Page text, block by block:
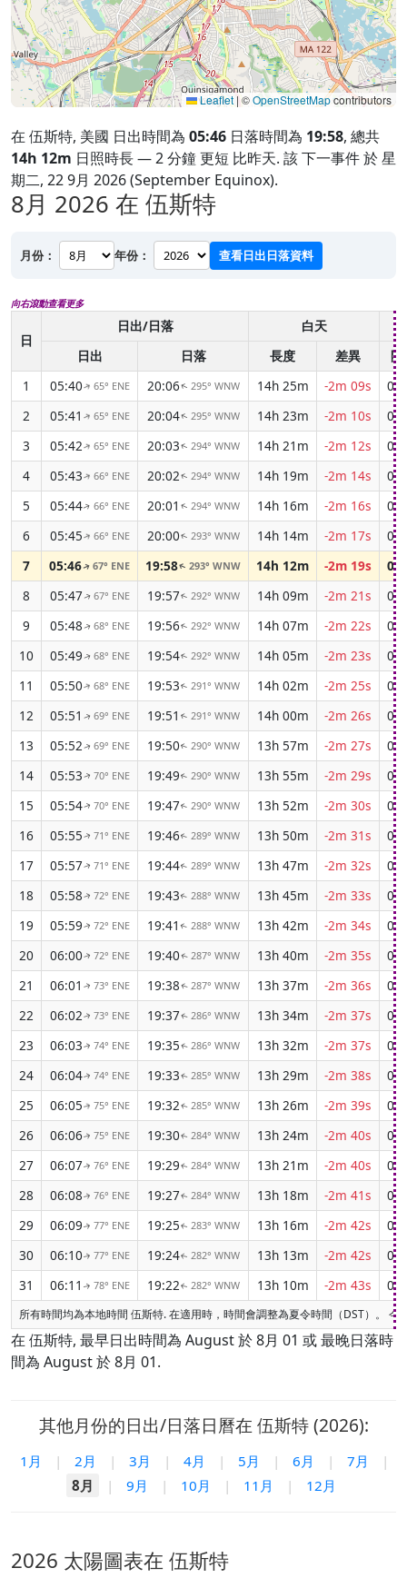
Leaflet | ©OpenStreetMapcontributors
在 伍斯特, 美國 日出時間為 05:46 日落時間為 19:58, 總共
14h 12m 日照時長 — 2 分鐘 更短 比昨天. 該 下一事件 於 星
期二, 22 9月 2026 (September Equinox).
8月 2026 在 伍斯特
月份： 年份： 查看日出日落資料
向右滾動查看更多
日
日出/日落 白天
日出
日落 長度 差異
開
1
05:40↑ 65° ENE 20:06↑ 295° WNW 14h 25m -2m 09s
2
05:41 ↑ 65° ENE 20:04↑ 295° WNW 14h 23m -2m 10s
3
05:42↑ 65° ENE 20:03↑ 294° WNW 14h 21m -2m 12s
4
05:43↑ 66° ENE 20:02↑ 294° WNW 14h 19m -2m 14s
5
05:44↑ 66° ENE 20:01 ↑ 294° WNW 14h 16m -2m 16s
6
05:45↑ 66° ENE 20:00↑ 293° WNW 14h 14m -2m 17s
7
05:46↑67° ENE 19:58↑293° WNW 14h 12m -2m 19s
8
05:47↑ 67° ENE 19:57↑ 292° WNW 14h 09m -2m 21s
9
05:48↑ 68° ENE 19:56↑ 292° WNW 14h 07m -2m 22s
10
05:49↑ 68° ENE 19:54↑ 292° WNW 14h 05m -2m 23s
11
05:50↑ 68° ENE 19:53↑ 291° WNW 14h 02m -2m 25s
12
05:51 ↑ 69° ENE 19:51 ↑ 291° WNW 14h 00m -2m 26s
13
05:52↑ 69° ENE 19:50↑ 290° WNW 13h 57m -2m 27s
14
05:53↑ 70° ENE 19:49↑ 290° WNW 13h 55m -2m 29s
15
05:54↑ 70° ENE 19:47↑ 290° WNW 13h 52m -2m 30s
16
05:55↑ 71° ENE 19:46↑ 289° WNW 13h 50m -2m 31s
17
05:57↑ 71° ENE 19:44↑ 289° WNW 13h 47m -2m 32s
18
05:58↑ 72° ENE 19:43↑ 288° WNW 13h 45m -2m 33s
19
05:59↑ 72° ENE 19:41 ↑ 288° WNW 13h 42m -2m 34s
20
06:00↑ 72° ENE 19:40↑ 287° WNW 13h 40m -2m 35s
21
06:01 ↑ 73° ENE 19:38↑ 287° WNW 13h 37m -2m 36s
22
06:02↑ 73° ENE 19:37↑ 286° WNW 13h 34m -2m 37s
23
06:03↑ 74° ENE 19:35↑ 286° WNW 13h 32m -2m 37s
24
06:04↑ 74° ENE 19:33↑ 285° WNW 13h 29m -2m 38s
25
06:05↑ 75° ENE 19:32↑ 285° WNW 13h 26m -2m 39s
26
06:06↑ 75° ENE 19:30↑ 284° WNW 13h 24m -2m 40s
27
06:07↑ 76° ENE 19:29↑ 284° WNW 13h 21m -2m 40s
28
06:08↑ 76° ENE 19:27↑ 284° WNW 13h 18m -2m 41s
29
06:09↑ 77° ENE 19:25↑ 283° WNW 13h 16m -2m 42s
30
06:10↑ 77° ENE 19:24↑ 282° WNW 13h 13m -2m 42s
31
06:11 ↑ 78° ENE 19:22↑ 282° WNW 13h 10m -2m 43s
所有時間均為本地時間 伍斯特. 在適用時，時間會調整為夏令時間（DST）。 今
在 伍斯特, 最早日出時間為 August 於 8月 01 或 最晚日落時
間為 August 於 8月 01.
其他月份的日出/日落日曆在 伍斯特 (2026):
1月 | 2月 | 3月 | 4月 | 5月 | 6月 | 7月
|
8月
| 9月 | 10月 | 11月 | 12月
2026 太陽圖表在 伍斯特